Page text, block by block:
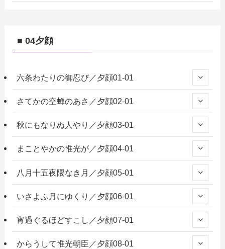
■ 04夕顔
六条わたりの御忍び／夕顔01-01
さてかの空蝉のあさ／夕顔02-01
秋にもなりぬ人やり／夕顔03-01
まことやかの惟光が／夕顔04-01
八月十五夜隈なき月／夕顔05-01
いさよふ月にゆくり／夕顔06-01
宵過ぐるほどすこし／夕顔07-01
からうして惟光朝臣／夕顔08-01